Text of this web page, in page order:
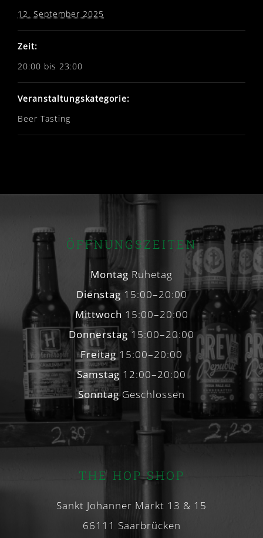
12. September 2025
Zeit:
20:00 bis 23:00
Veranstaltungskategorie:
Beer Tasting
ÖFFNUNGSZEITEN
Montag Ruhetag
Dienstag15:00–20:00
Mittwoch 15:00–20:00
Donnerstag15:00–20:00
Freitag15:00–20:00
Samstag 12:00–20:00
SonntagGeschlossen
THE HOP SHOP
Sankt Johanner Markt 13 & 15
66111 Saarbrücken